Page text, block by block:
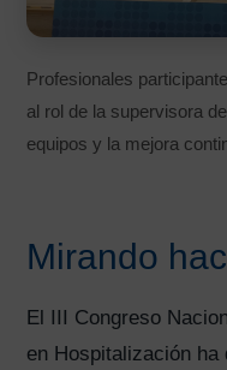
Profesionales
al rol de la supervisora
equipos y la mejora
Mirando
El III Congreso
en Hospitalización